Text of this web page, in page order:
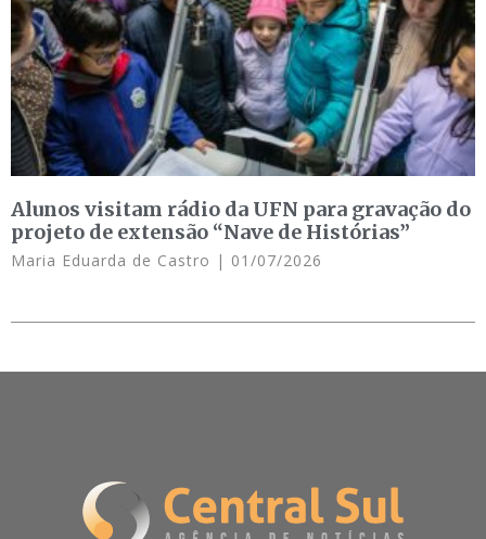
Alunos visitam rádio da UFN para gravação do
projeto de extensão “Nave de Histórias”
Maria Eduarda de Castro 01/07/2026